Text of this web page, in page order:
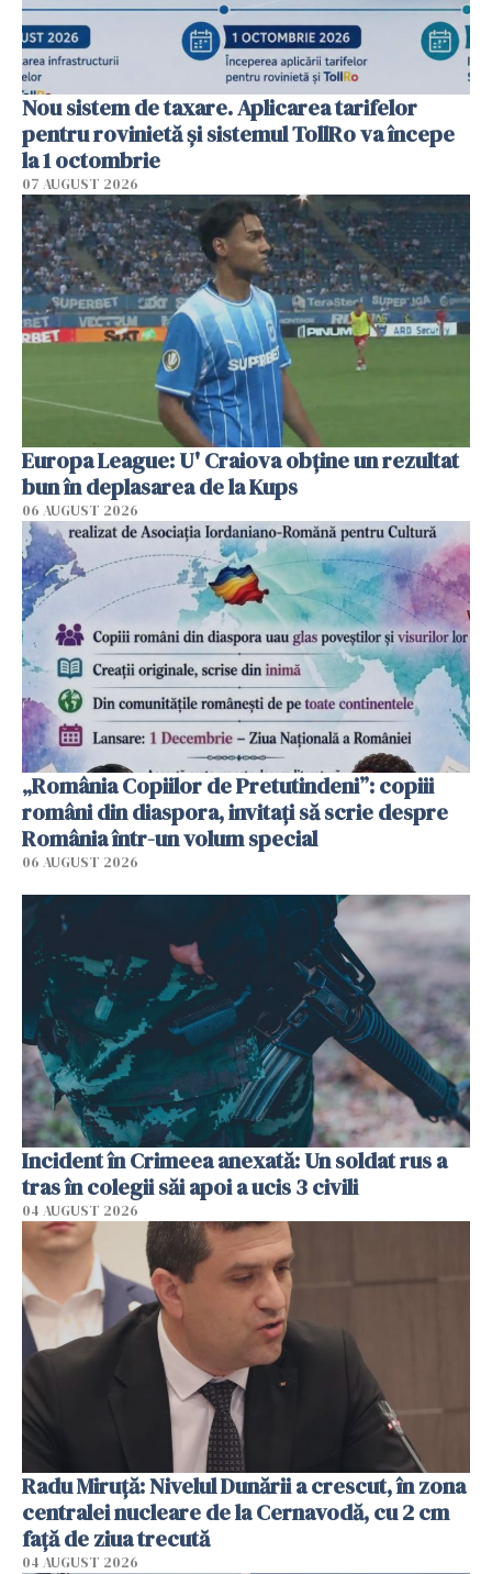
Nou sistem de taxare. Aplicarea tarifelor
pentru rovinietă şi sistemul TollRo va începe
la 1 octombrie
07 AUGUST 2026
Europa League: U' Craiova obține un rezultat
bun în deplasarea de la Kups
06 AUGUST 2026
„România Copiilor de Pretutindeni”: copiii
români din diaspora, invitați să scrie despre
România într-un volum special
06 AUGUST 2026
Incident în Crimeea anexată: Un soldat rus a
tras în colegii săi apoi a ucis 3 civili
04 AUGUST 2026
Radu Miruţă: Nivelul Dunării a crescut, în zona
centralei nucleare de la Cernavodă, cu 2 cm
faţă de ziua trecută
04 AUGUST 2026